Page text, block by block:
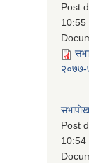
Post
10:55
Post
10:54